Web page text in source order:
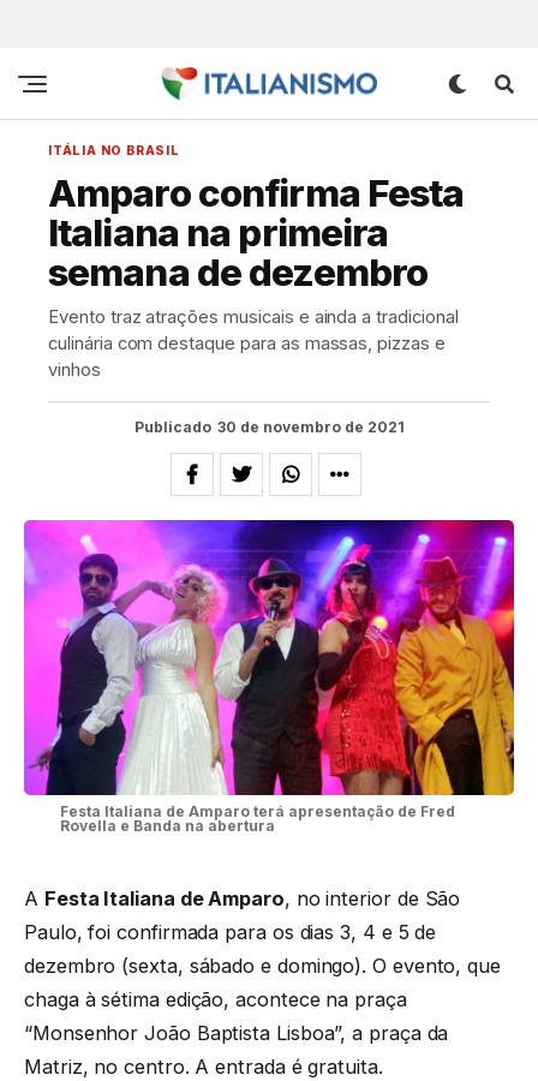
ITÁLIA NO BRASIL
Amparo confirma Festa
Italiana na primeira
semana de dezembro
Evento traz atrações musicais e ainda a tradicional
culinária com destaque para as massas, pizzas e
vinhos
Publicado 30 de novembro de 2021
Festa Italiana de Amparo terá apresentação de Fred
Rovella e Banda na abertura
A Festa Italiana de Amparo, no interior de São
Paulo, foi confirmada para os dias 3, 4 e 5 de
dezembro (sexta, sábado e domingo). O evento, que
chaga à sétima edição, acontece na praça
“Monsenhor João Baptista Lisboa”, a praça da
Matriz, no centro. A entrada é gratuita.